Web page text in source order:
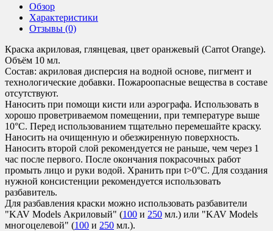
Обзор
Характеристики
Отзывы (0)
Краска акриловая, глянцевая, цвет оранжевый (Carrot Orange).
Объём 10 мл.
Состав: акриловая дисперсия на водной основе, пигмент и
технологические добавки. Пожароопасные вещества в составе
отсутствуют.
Наносить при помощи кисти или аэрографа. Использовать в
хорошо проветриваемом помещении, при температуре выше
10°C. Перед использованием тщательно перемешайте краску.
Наносить на очищенную и обезжиренную поверхность.
Наносить второй слой рекомендуется не раньше, чем через 1
час после первого. После окончания покрасочных работ
промыть лицо и руки водой. Хранить при t>0°C. Для создания
нужной консистенции рекомендуется использовать
разбавитель.
Для разбавления краски можно использовать разбавители
"KAV Models Акриловый" (100 и 250 мл.) или "KAV Models
многоцелевой" (100 и 250 мл.).